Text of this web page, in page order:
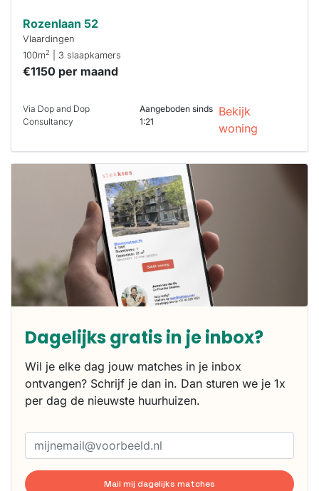
Rozenlaan 52
Vlaardingen
100m2 | 3 slaapkamers
€1150 per maand
Via Dop and Dop
Consultancy
Aangeboden sinds
1:21
Bekijk
woning
Dagelijks gratis in je inbox?
Wil je elke dag jouw matches in je inbox
ontvangen? Schrijf je dan in. Dan sturen we je 1x
per dag de nieuwste huurhuizen.
Mail mij dagelijks matches